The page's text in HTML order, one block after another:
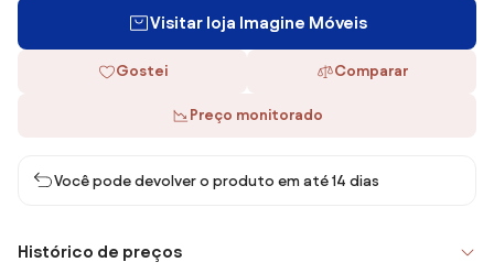
Visitar loja Imagine Móveis
Gostei Comparar
Preço monitorado
Você pode devolver o produto em até 14 dias
Histórico de preços